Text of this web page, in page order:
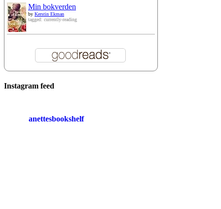
Min bokverden
by Kerstin Ekman
tagged: currently-reading
Instagram feed
anettesbookshelf